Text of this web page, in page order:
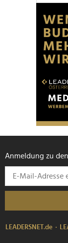
Anmeldung zu
LEADERSNET.de